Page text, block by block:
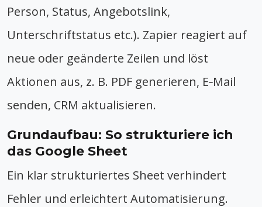
Person, Status, Angebotslink,
Unterschriftstatus etc.). Zapier reagiert auf
neue oder geänderte Zeilen und löst
Aktionen aus, z. B. PDF generieren, E‑Mail
senden, CRM aktualisieren.
Grundaufbau: So strukturiere ich
das Google Sheet
Ein klar strukturiertes Sheet verhindert
Fehler und erleichtert Automatisierung.